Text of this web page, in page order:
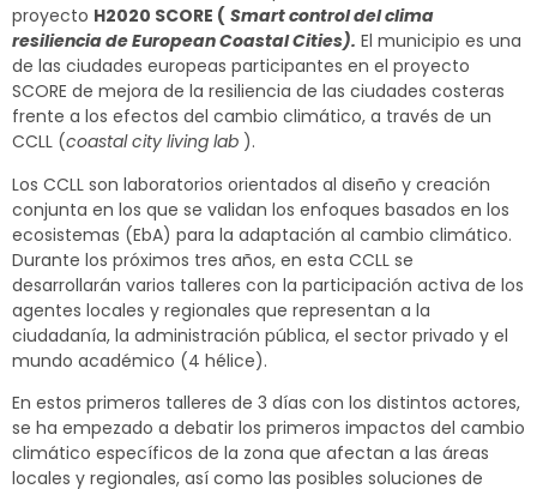
proyecto H2020 SCORE ( Smart control del clima
resiliencia de European Coastal Cities). El municipio es una
de las ciudades europeas participantes en el proyecto
SCORE de mejora de la resiliencia de las ciudades costeras
frente a los efectos del cambio climático, a través de un
CCLL (coastal city living lab ).
Los CCLL son laboratorios orientados al diseño y creación
conjunta en los que se validan los enfoques basados en los
ecosistemas (EbA) para la adaptación al cambio climático.
Durante los próximos tres años, en esta CCLL se
desarrollarán varios talleres con la participación activa de los
agentes locales y regionales que representan a la
ciudadanía, la administración pública, el sector privado y el
mundo académico (4 hélice).
En estos primeros talleres de 3 días con los distintos actores,
se ha empezado a debatir los primeros impactos del cambio
climático específicos de la zona que afectan a las áreas
locales y regionales, así como las posibles soluciones de